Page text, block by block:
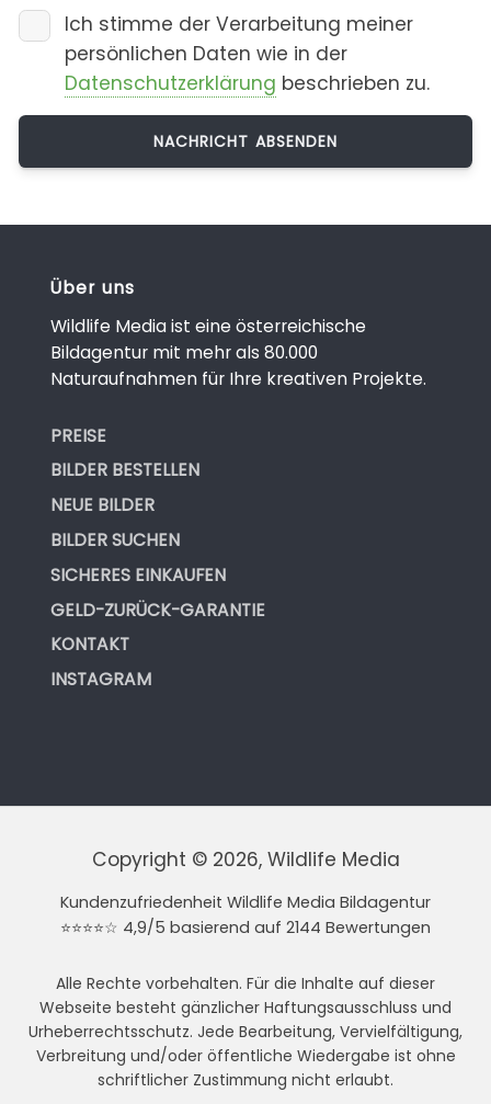
Ich stimme der Verarbeitung meiner
persönlichen Daten wie in der
Datenschutzerklärung beschrieben zu.
Über uns
Wildlife Media ist eine österreichische
Bildagentur mit mehr als 80.000
Naturaufnahmen für Ihre kreativen Projekte.
PREISE
BILDER BESTELLEN
NEUE BILDER
BILDER SUCHEN
SICHERES EINKAUFEN
GELD-ZURÜCK-GARANTIE
KONTAKT
INSTAGRAM
Copyright © 2026, Wildlife Media
Kundenzufriedenheit Wildlife Media Bildagentur
⭐⭐⭐⭐☆ 4,9/5 basierend auf 2144 Bewertungen
Alle Rechte vorbehalten. Für die Inhalte auf dieser
Webseite besteht gänzlicher Haftungsausschluss und
Urheberrechtsschutz. Jede Bearbeitung, Vervielfältigung,
Verbreitung und/oder öffentliche Wiedergabe ist ohne
schriftlicher Zustimmung nicht erlaubt.